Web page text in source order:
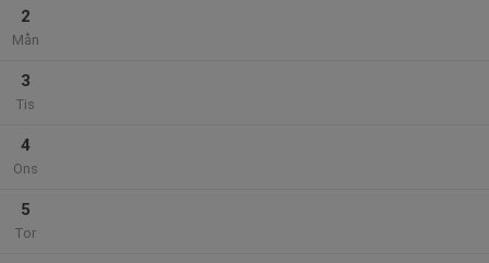
2
Mån
3
Tis
4
Ons
5
Tor